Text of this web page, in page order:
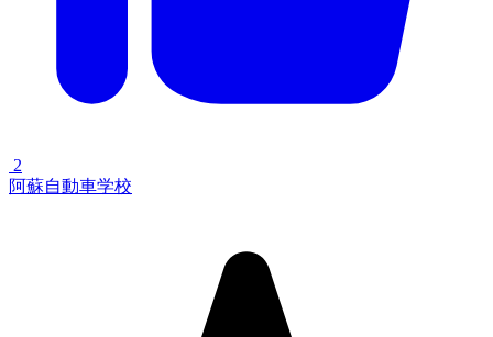
2
阿蘇自動車学校